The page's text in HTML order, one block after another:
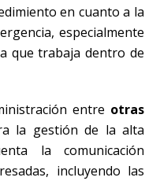
en cuanto a la
especialmente
que trabaja dentro de
entre otras
la gestión de la alta
la comunicación
incluyendo las